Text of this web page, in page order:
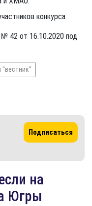
конкурса
42 от 16.10.2020 под
"вестник"
Подписаться
на
Югры